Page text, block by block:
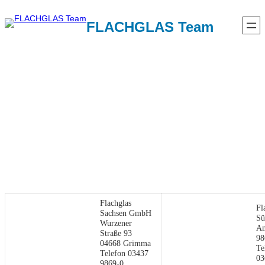
Inhalt
springen
FLACHGLAS Team
Flachglas
Sachsen GmbH
Wurzener
Straße 93
04668 Grimma
Telefon 03437